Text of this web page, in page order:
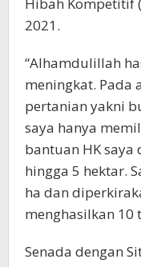
2021.
“Alhamdulillah
meningkat. Pada
pertanian yakni
saya hanya
bantuan HK
hingga 5 hektar.
ha dan
menghasilkan 10
Senada dengan